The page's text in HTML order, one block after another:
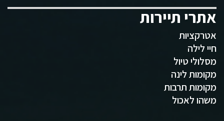
אתרי תיירות
אטרקציות
חיי לילה
מסלולי טיול
מקומות לינה
מקומות תרבות
משהו לאכול